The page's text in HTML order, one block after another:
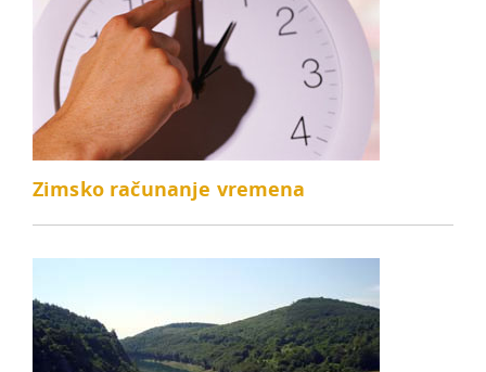
Zimsko računanje vremena